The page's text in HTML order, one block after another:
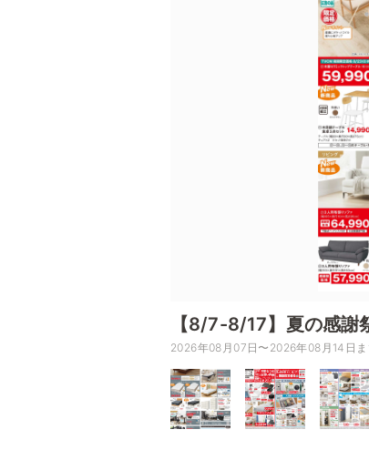
【8/7-8/17】夏の感謝
2026年08月07日〜2026年08月14日